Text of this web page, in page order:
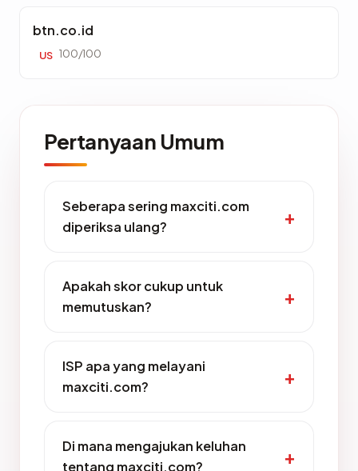
btn.co.id
US 100/100
Pertanyaan Umum
Seberapa sering maxciti.com
diperiksa ulang?
Apakah skor cukup untuk
memutuskan?
ISP apa yang melayani
maxciti.com?
Di mana mengajukan keluhan
tentang maxciti.com?